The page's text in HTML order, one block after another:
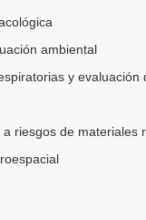
ambiental
y evaluación
riesgos de materiales